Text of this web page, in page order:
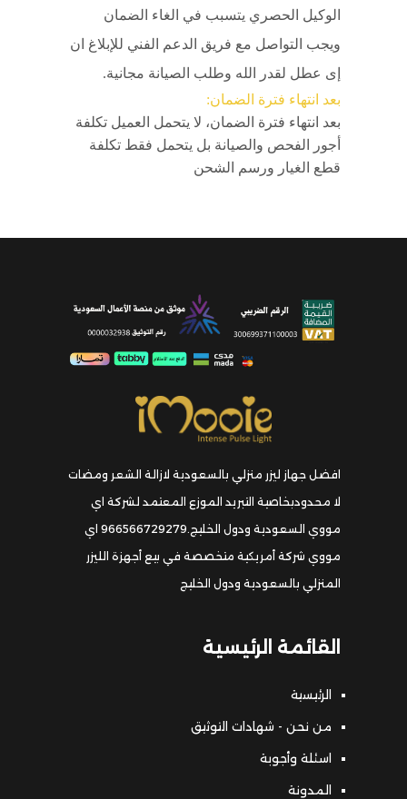
الوكيل الحصري يتسبب في الغاء الضمان
ويجب التواصل مع فريق الدعم الفني للإبلاغ ان
إى عطل لقدر الله وطلب الصيانة مجانية.
بعد انتهاء فترة الضمان:
بعد انتهاء فترة الضمان، لا يتحمل العميل تكلفة
أجور الفحص والصيانة بل يتحمل فقط تكلفة
قطع الغيار ورسم الشحن
افضل جهاز ليزر منزلي بالسعودية لازالة الشعر ومضات
لا محدودبخاصية التبريد الموزع المعتمد لشركة اي
مووي السعودية ودول الخليج.966566729279 اي
مووي شركة أمريكية متخصصة في بيع أجهزة الليزر
المنزلي بالسعودية ودول الخليج
القائمة الرئيسية
الرئيسية
من نحن - شهادات التوثيق
اسئلة وأجوبة
المدونة